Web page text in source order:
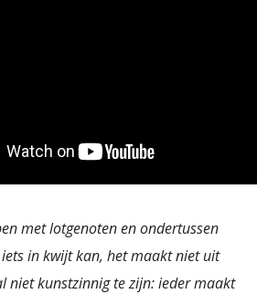
met lotgenoten en ondertussen
in kwijt kan, het maakt niet uit
niet kunstzinnig te zijn: ieder maakt